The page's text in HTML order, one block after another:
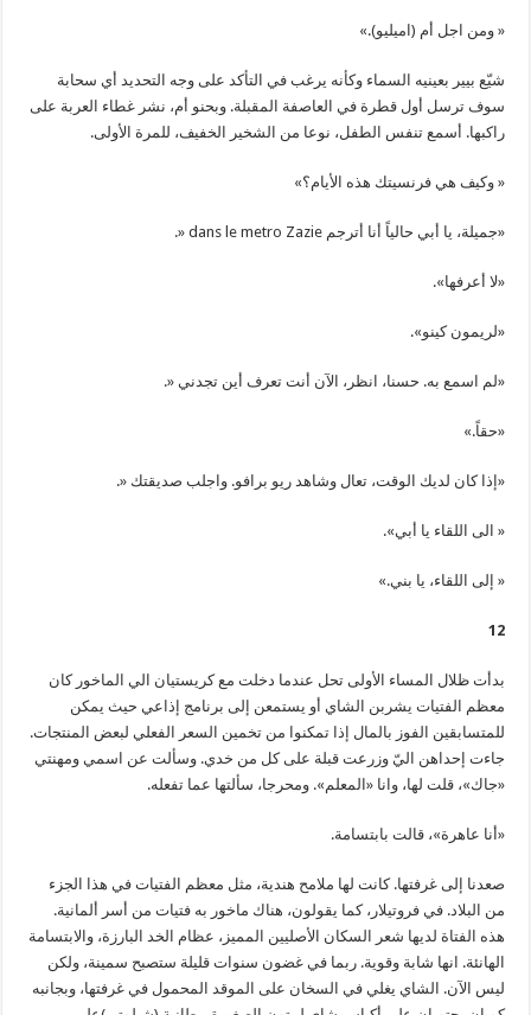
« ومن اجل أم (اميليو).»
شيّع بيير بعينيه السماء وكأنه يرغب في التأكد على وجه التحديد أي سحابة
سوف ترسل أول قطرة في العاصفة المقبلة. وبحنو أم، نشر غطاء العربة على
راكبها. أسمع تنفس الطفل، نوعا من الشخير الخفيف، للمرة الأولى.
« وكيف هي فرنسيتك هذه الأيام؟»
«جميلة، يا أبي حالياً أنا أترجم dans le metro Zazie «.
«لا أعرفها».
«لريمون كينو».
«لم اسمع به. حسنا، انظر، الآن أنت تعرف أين تجدني «.
«حقاً.»
«إذا كان لديك الوقت، تعال وشاهد ريو برافو. واجلب صديقتك «.
« الى اللقاء يا أبي».
« إلى اللقاء، يا بني.»
12
بدأت ظلال المساء الأولى تحل عندما دخلت مع كريستيان الي الماخور كان
معظم الفتيات يشربن الشاي أو يستمعن إلى برنامج إذاعي حيث يمكن
للمتسابقين الفوز بالمال إذا تمكنوا من تخمين السعر الفعلي لبعض المنتجات.
جاءت إحداهن اليّ وزرعت قبلة على كل من خدي. وسألت عن اسمي ومهنتي
«جاك»، قلت لها، وانا «المعلم». ومحرجا، سألتها عما تفعله.
«أنا عاهرة»، قالت بابتسامة.
صعدنا إلى غرفتها. كانت لها ملامح هندية، مثل معظم الفتيات في هذا الجزء
من البلاد. في فروتيلار، كما يقولون، هناك ماخور به فتيات من أسر ألمانية.
هذه الفتاة لديها شعر السكان الأصليين المميز، عظام الخد البارزة، والابتسامة
الهانئة. انها شابة وقوية. ربما في غضون سنوات قليلة ستصبح سمينة، ولكن
ليس الآن. الشاي يغلي في السخان على الموقد المحمول في غرفتها، وبجانبه